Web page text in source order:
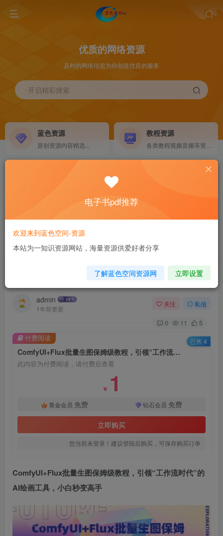
优质的网络资源
及时的网络信息为你创造优良的服务
开启精彩搜索
蓝色资源
原创资源内容精选...
教程资源
计算机 移动设备 软件下载....
电子书籍下载...
首页 AI技术 正文
ComfyUI+Flux批量生图保姆级教程，引领“工作
流时代”的AI绘画工具，小白秒变高手
admin
1年前更新
关注 私信
0 11 5
ComfyUI+Flux批量生图保姆级教程，引领“工作流时代”的AI绘画工具，小白秒变高手
此内容为付费阅读，请付费后查看
￥ 1
黄金会员 免费 钻石会员 免费
立即购买
您当前未登录！建议登陆后购买，可保存购买订单
付费阅读 已售 4
ComfyUI+Flux批量生图保姆级教程，引领“工作流时代”的
AI绘画工具，小白秒变高手
电子书pdf推荐
欢迎来到蓝色空间-资源
本站为一知识资源网站，海量资源供爱好者分享
了解蓝色空间资源网 立即设置